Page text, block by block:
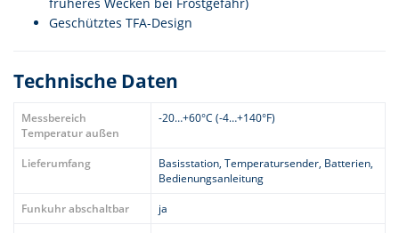
Geschütztes TFA-Design
Technische Daten
Messbereich
Temperatur außen
-20…+60°C (-4…+140°F)
Lieferumfang
Basisstation, Temperatursender, Batterien,
Bedienungsanleitung
Funkuhr abschaltbar
ja